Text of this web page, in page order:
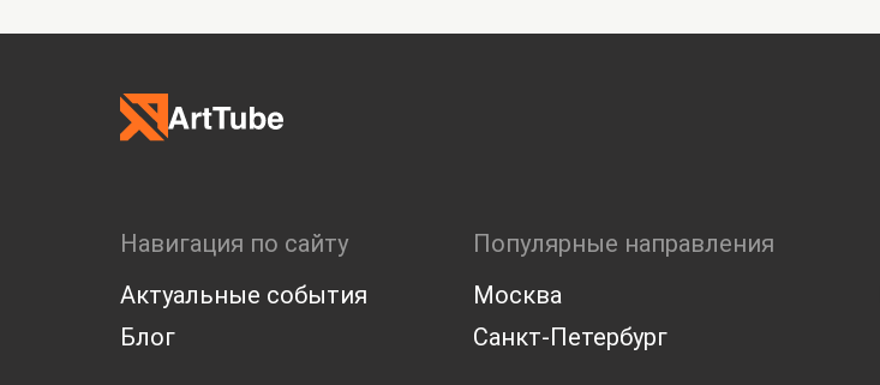
Навигация по сайту
Актуальные события
Блог
Популярные направления
Москва
Санкт-Петербург